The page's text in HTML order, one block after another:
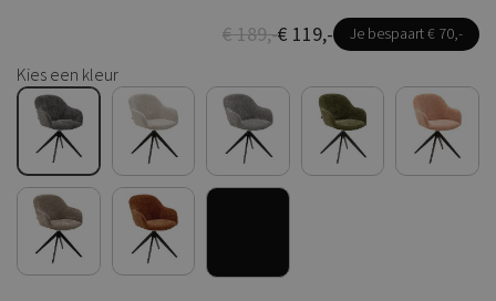
Je bespaart € 70,-
€ 119,-
€ 189,-
Kies een kleur